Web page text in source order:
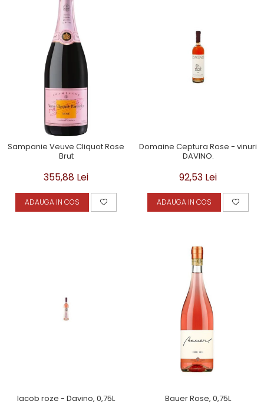
Sampanie Veuve Cliquot Rose
Brut
355,88 Lei
ADAUGA IN COS
Domaine Ceptura Rose - vinuri
DAVINO.
92,53 Lei
ADAUGA IN COS
Iacob roze - Davino, 0,75L Bauer Rose, 0,75L